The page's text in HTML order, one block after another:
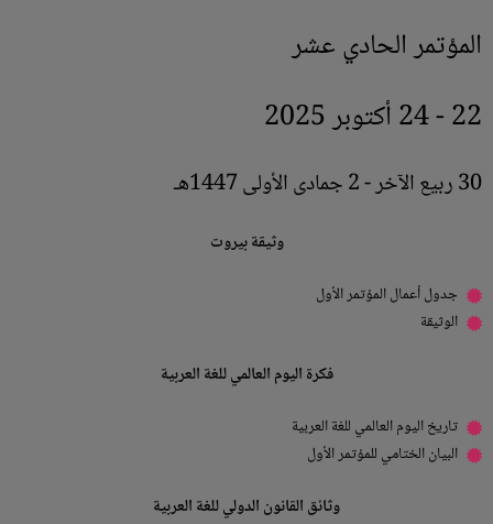
المؤتمر الحادي عشر
22 - 24 أكتوبر 2025
30 ربيع الآخر - 2 جمادى الأولى 1447هـ
وثيقة بيروت
جدول أعمال المؤتمر الأول
الوثيقة
فكرة اليوم العالمي للغة العربية
تاريخ اليوم العالمي للغة العربية
البيان الختامي للمؤتمر الأول
وثائق القانون الدولي للغة العربية